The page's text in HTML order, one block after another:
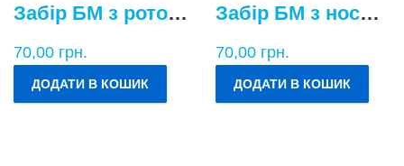
Забір БМ з ротоглотки
70,00 грн.
ДОДАТИ В КОШИК
Забір БМ з носоглотки
70,00 грн.
ДОДАТИ В КОШИК